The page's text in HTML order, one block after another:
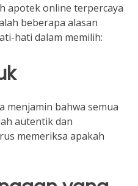
apotek online terpercaya
beberapa alasan
hati dalam memilih:
menjamin bahwa semua
autentik dan
memeriksa apakah